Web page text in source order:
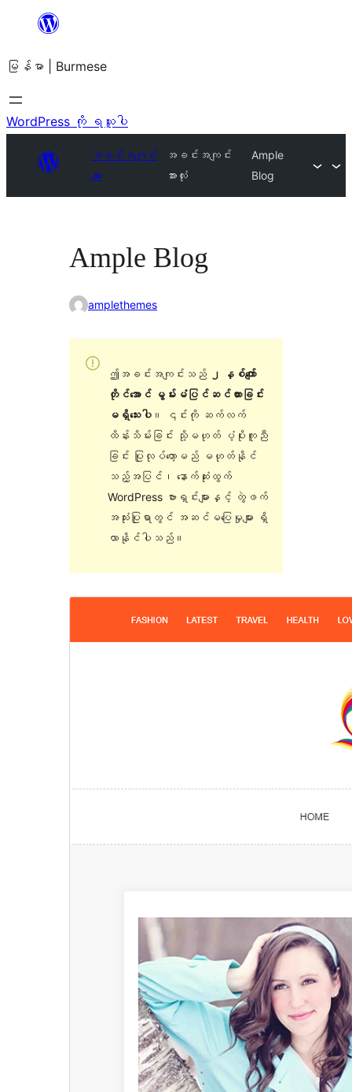
အကြောင်းအရာ
ကျော်သွား
ရန်
မြန်မာ | Burmese
WordPress ကို ရယူပါ
အခင်းအကျင်း
များ
အခင်းအကျင်း
အားလုံး
Ample
Blog
Ample Blog
amplethemes
ဤအခင်းအကျင်းသည်
၂ နှစ်ကျော်
တိုင်အောင် မွမ်းမံပြင်ဆင်ထားခြင်း
မရှိသေးပါ။ ၎င်းကို ဆက်လက်
ထိန်းသိမ်းခြင်း သို့မဟုတ် ပံ့ပိုးကူညီ
ခြင်း ပြုလုပ်တော့မည် မဟုတ်နိုင်
သည့်အပြင်၊ နောက်ဆုံးထွက်
WordPress ဗားရှင်းများနှင့် တွဲဖက်
အသုံးပြုရာတွင် အဆင်မပြေမှုများ ရှိ
လာနိုင်ပါသည်။